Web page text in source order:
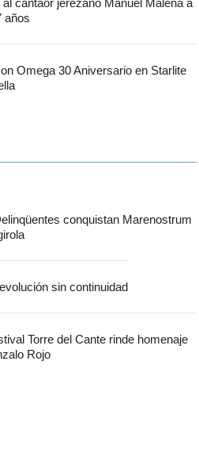
al cantaor jerezano Manuel Malena a
años
Omega 30 Aniversario en Starlite
conquistan Marenostrum
sin continuidad
Torre del Cante rinde homenaje
Rojo